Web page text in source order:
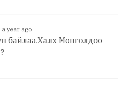
year ago
байлаа.Халх Монголдоо